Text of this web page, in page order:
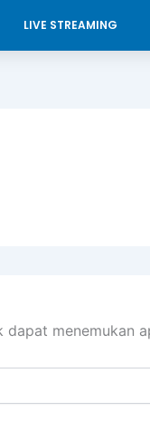
LIVE STREAMING
menemukan